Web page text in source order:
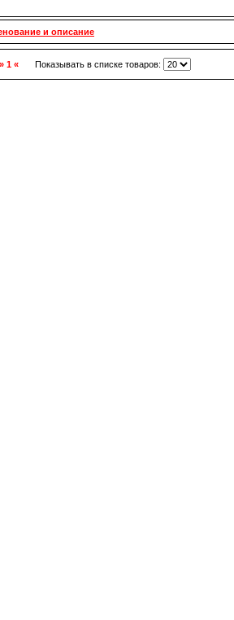
и описание
» 1 « Показывать в списке товаров: